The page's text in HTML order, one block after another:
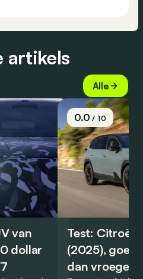
artikels
Alle
van
dollar
0.0/ 10
Test: Citroën
(2025), goed
dan vroeger